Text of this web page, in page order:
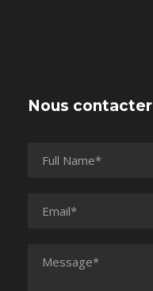
Nous contacter